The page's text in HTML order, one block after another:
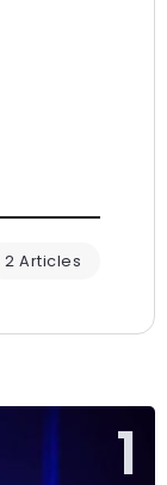
2 Articles